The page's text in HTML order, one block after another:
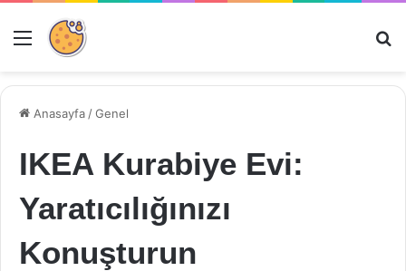
Menü
Anasayfa /Genel
IKEA Kurabiye Evi:
Yaratıcılığınızı
Konuşturun